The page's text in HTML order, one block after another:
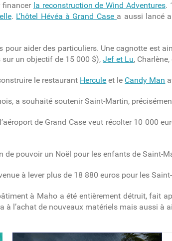
financer la reconstruction de Wind Adventures.
. L’hôtel Hévéa à Grand Case a aussi lancé
pour aider des particuliers. Une cagnotte est
sur un objectif de 15 000 $),Jef et Lu, Charlène,
le restaurant Hercule et le Candy Man
a souhaité soutenir Saint-Martin,
de Grand Case veut récolter 10 000
de pouvoir un Noël pour les enfants de Saint-
à lever plus de 18 880 euros pour les
à Maho a été entièrement détruit, fait
à l’achat de nouveaux matériels mais aussi à